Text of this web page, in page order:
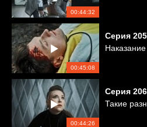
00:44:32
00:45:08
Серия 205
00:44:26
Серия 206
Такие